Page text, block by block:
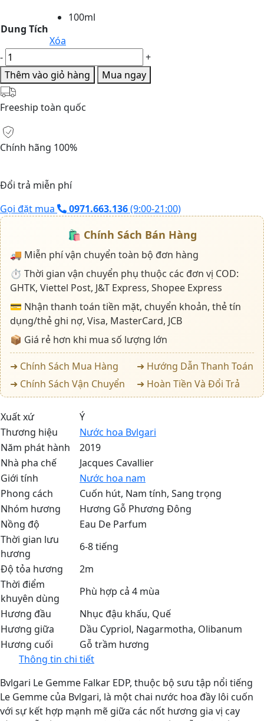
là:
7,900,000₫.
7,100,000₫.
Dung Tích
100ml
Xóa
Bvlgari
Le
Gemme
Falkar
EDP
số
lượng
-
+
Thêm vào giỏ hàng
Mua ngay
Freeship toàn quốc
Chính hãng 100%
Đổi trả miễn phí
Gọi đặt mua
0971.663.136(9:00-21:00)
🛍️ Chính Sách Bán Hàng
🚚 Miễn phí vận chuyển toàn bộ đơn hàng
⏱️ Thời gian vận chuyển phụ thuộc các đơn vị COD:
GHTK, Viettel Post, J&T Express, Shopee Express
💳 Nhận thanh toán tiền mặt, chuyển khoản, thẻ tín
dụng/thẻ ghi nợ, Visa, MasterCard, JCB
📦 Giá rẻ hơn khi mua số lượng lớn
➜ Chính Sách Mua Hàng
➜ Hướng Dẫn Thanh Toán
➜ Chính Sách Vận Chuyển
➜ Hoàn Tiền Và Đổi Trả
Xuất xứ
Ý
Thương hiệu
Nước hoa Bvlgari
Năm phát hành
2019
Nhà pha chế
Jacques Cavallier
Giới tính
Nước hoa nam
Phong cách
Cuốn hút, Nam tính, Sang trọng
Nhóm hương
Hương Gỗ Phương Đông
Nồng độ
Eau De Parfum
Thời gian lưu
hương
6-8 tiếng
Độ tỏa hương
2m
Thời điểm
khuyên dùng
Phù hợp cả 4 mùa
Hương đầu
Nhục đậu khấu, Quế
Hương giữa
Dầu Cypriol, Nagarmotha, Olibanum
Hương cuối
Gỗ trầm hương
Thông tin chi tiết
Bvlgari Le Gemme Falkar EDP, thuộc bộ sưu tập nổi tiếng
Le Gemme của Bvlgari, là một chai nước hoa đầy lôi cuốn
với sự kết hợp mạnh mẽ giữa các nốt hương gia vị cay